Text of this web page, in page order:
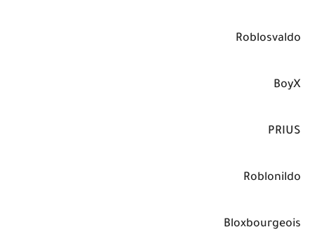
Roblosvaldo
BoyX
PRIUS
Roblonildo
Bloxbourgeois